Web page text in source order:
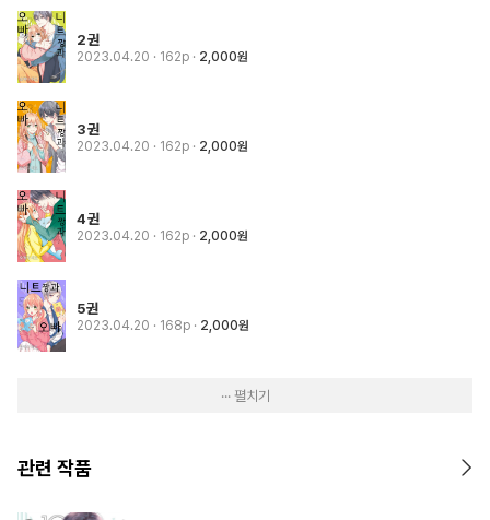
2권
2023.04.20 · 162p 2,000원
3권
2023.04.20 · 162p 2,000원
4권
2023.04.20 · 162p 2,000원
5권
2023.04.20 · 168p 2,000원
··· 펼치기
관련 작품